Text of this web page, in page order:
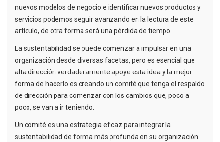
nuevos modelos de negocio e identificar nuevos productos y
servicios podemos seguir avanzando en la lectura de este
artículo, de otra forma será una pérdida de tiempo.
La sustentabilidad se puede comenzar a impulsar en una
organización desde diversas facetas, pero es esencial que
alta dirección verdaderamente apoye esta idea y la mejor
forma de hacerlo es creando un comité que tenga el respaldo
de dirección para comenzar con los cambios que, poco a
poco, se van a ir teniendo.
Un comité es una estrategia eficaz para integrar la
sustentabilidad de forma más profunda en su organización